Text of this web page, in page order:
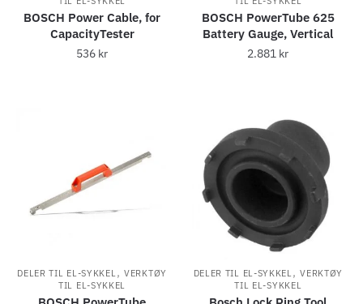
BOSCH Power Cable, for
CapacityTester
536 kr
BOSCH PowerTube 625
Battery Gauge, Vertical
2.881 kr
DELER TIL EL-SYKKEL,VERKTØY
TIL EL-SYKKEL
DELER TIL EL-SYKKEL,VERKTØY
TIL EL-SYKKEL